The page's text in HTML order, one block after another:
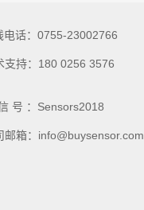
支持：180 0256 3576
电话：0755-23002766
邮箱：info@buysensor.com
号 ：Sensors2018